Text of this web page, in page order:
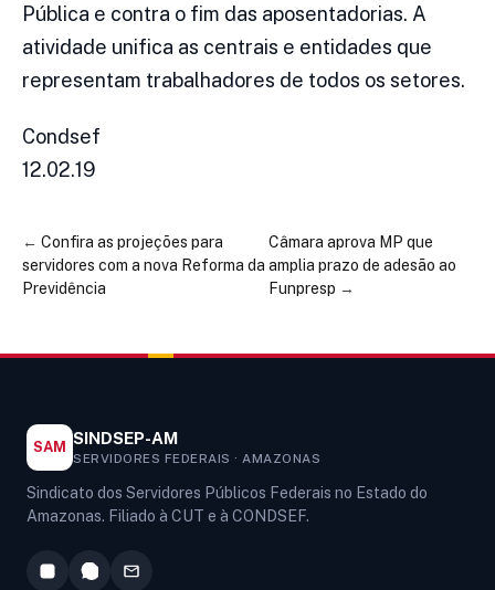
Pública e contra o fim das aposentadorias. A
atividade unifica as centrais e entidades que
representam trabalhadores de todos os setores.
Condsef
12.02.19
← Confira as projeções para
servidores com a nova Reforma da
Previdência
Câmara aprova MP que
amplia prazo de adesão ao
Funpresp →
SAM SINDSEP-AM
SERVIDORES FEDERAIS · AMAZONAS
Sindicato dos Servidores Públicos Federais no Estado do
Amazonas. Filiado à CUT e à CONDSEF.